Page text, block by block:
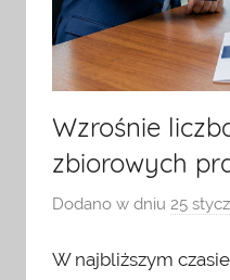
Wzrośnie
zbiorowych
Dodano w dniu 25
W najbliższym